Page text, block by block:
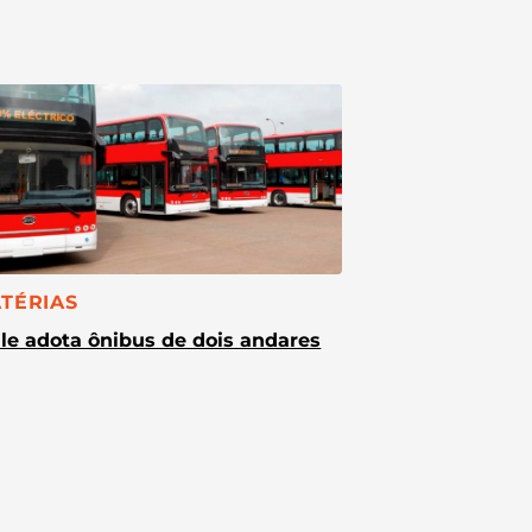
adota ônibus de dois andares